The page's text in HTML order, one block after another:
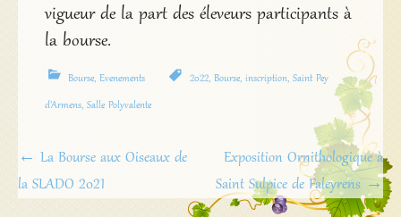
vigueur de la part des éleveurs participants à
la bourse.
Bourse, Evenements 2022, Bourse, inscription, Saint Pey
d'Armens, Salle Polyvalente
Navigation
de
← La Bourse aux Oiseaux de
la SLADO 2021
Exposition Ornithologique à
Saint Sulpice de Faleyrens →